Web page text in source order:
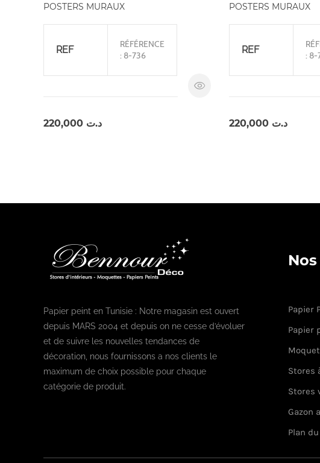
POSTERS MURAUX
REF
RÉFÉRENCE
: 8-736
د.ت
POSTERS MURAUX
REF
: 8-
د.ت 220,000
Papier peint en Tunisie : Notre magasin est ouvert
depuis MARS 2004 et depuis on ne cesse d’évoluer
et de suivre les nouvelles tendances de
décoration, nous fournissons a nos clients le
maximum de choix possible pour chaque
catégorie de produit.
Papier
Papier
Stores
Stores
Gazon
Plan